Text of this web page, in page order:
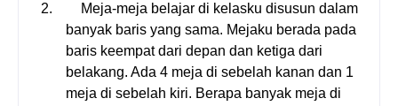
2.
Meja-meja belajar di kelasku disusun dalam
banyak baris yang sama. Mejaku berada pada
baris keempat dari depan dan ketiga dari
belakang. Ada 4 meja di sebelah kanan dan 1
meja di sebelah kiri. Berapa banyak meja di